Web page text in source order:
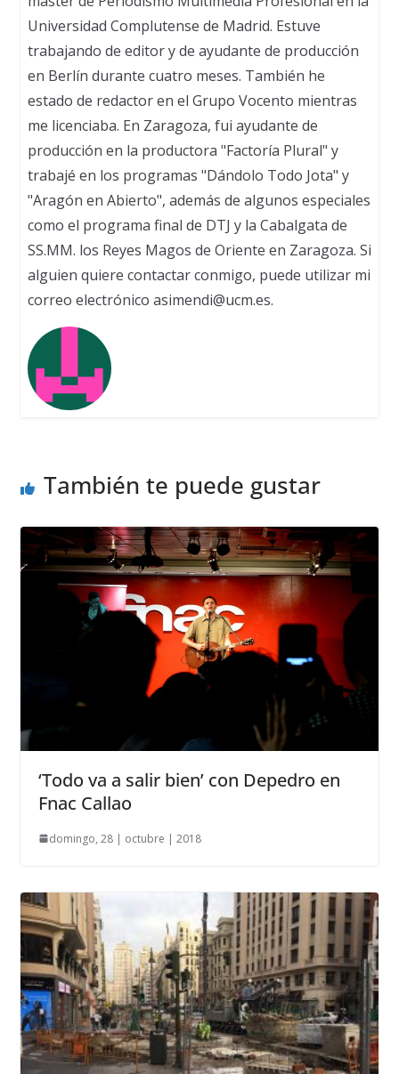
Universidad Complutense de Madrid. Estuve
trabajando de editor y de ayudante de producción
en Berlín durante cuatro meses. También he
estado de redactor en el Grupo Vocento mientras
me licenciaba. En Zaragoza, fui ayudante de
producción en la productora "Factoría Plural" y
trabajé en los programas "Dándolo Todo Jota" y
"Aragón en Abierto", además de algunos especiales
como el programa final de DTJ y la Cabalgata de
SS.MM. los Reyes Magos de Oriente en Zaragoza. Si
alguien quiere contactar conmigo, puede utilizar mi
correo electrónico asimendi@ucm.es.
También te puede gustar
‘Todo va a salir bien’ con Depedro en
Fnac Callao
domingo, 28 | octubre | 2018